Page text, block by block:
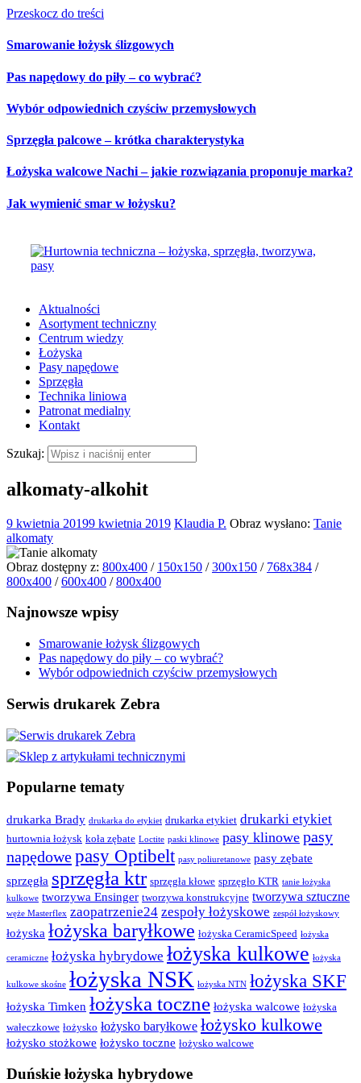
Przeskocz do treści
Smarowanie łożysk ślizgowych
Pas napędowy do piły – co wybrać?
Wybór odpowiednich czyściw przemysłowych
Sprzęgła palcowe – krótka charakterystyka
Łożyska walcowe Nachi – jakie rozwiązania proponuje marka?
Jak wymienić smar w łożysku?
Aktualności
Asortyment techniczny
Centrum wiedzy
Łożyska
Pasy napędowe
Sprzęgła
Technika liniowa
Patronat medialny
Kontakt
Szukaj:
alkomaty-alkohit
9 kwietnia 20199 kwietnia 2019 Klaudia P. Obraz wysłano: Tanie
alkomaty
Obraz dostępny z: 800x400 / 150x150 /300x150 / 768x384 /
800x400 /600x400 /800x400
Najnowsze wpisy
Smarowanie łożysk ślizgowych
Pas napędowy do piły – co wybrać?
Wybór odpowiednich czyściw przemysłowych
Serwis drukarek Zebra
Popularne tematy
drukarka Brady drukarka do etykiet drukarka etykiet drukarki etykiet
hurtownia łożysk koła zębate Loctite paski klinowe pasy klinowe pasy
napędowepasy Optibelt pasy poliuretanowe pasy zębate
sprzęgła sprzęgła ktr sprzęgła kłowe sprzęgło KTR tanie łożyska
kulkowe tworzywa Ensinger tworzywa konstrukcyjne tworzywa sztuczne
węże Masterflex zaopatrzenie24 zespoły łożyskowe zespół łożyskowy
łożyska łożyska baryłkowe łożyska CeramicSpeed łożyska
ceramiczne łożyska hybrydowe łożyska kulkowe łożyska
kulkowe skośne łożyska NSK łożyska NTN łożyska SKF
łożyska Timken łożyska toczne łożyska walcowe łożyska
wałeczkowe łożysko łożysko baryłkowe łożysko kulkowe
łożysko stożkowe łożysko toczne łożysko walcowe
Duńskie łożyska hybrydowe